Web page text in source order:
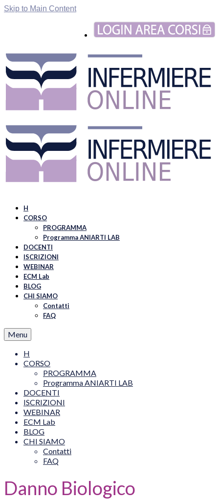
Skip to Main Content
H
CORSO
PROGRAMMA
Programma ANIARTI LAB
DOCENTI
ISCRIZIONI
WEBINAR
ECM Lab
BLOG
CHI SIAMO
Contatti
FAQ
Menu
H
CORSO
PROGRAMMA
Programma ANIARTI LAB
DOCENTI
ISCRIZIONI
WEBINAR
ECM Lab
BLOG
CHI SIAMO
Contatti
FAQ
Danno Biologico